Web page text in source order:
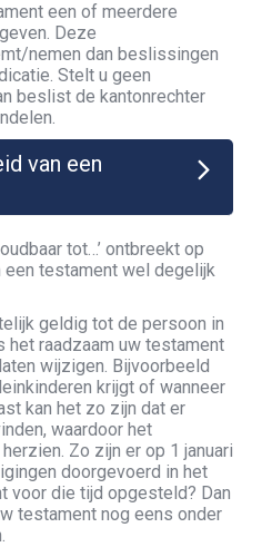
een of meerdere
Deze
nemen dan beslissingen
Stelt u geen
beslist de kantonrechter
van een
tot…’ ontbreekt op
een testament wel degelijk
geldig tot de persoon in
het raadzaam uw testament
wijzigen. Bijvoorbeeld
krijgt of wanneer
kan het zo zijn dat er
waardoor het
Zo zijn er op 1 januari
doorgevoerd in het
voor die tijd opgesteld? Dan
testament nog eens onder